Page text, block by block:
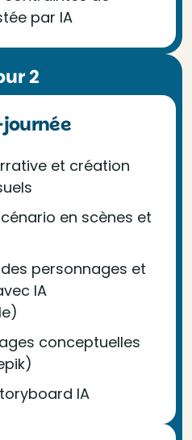
par IA
2
et création
en scènes et
personnages et
IA
conceptuelles
IA